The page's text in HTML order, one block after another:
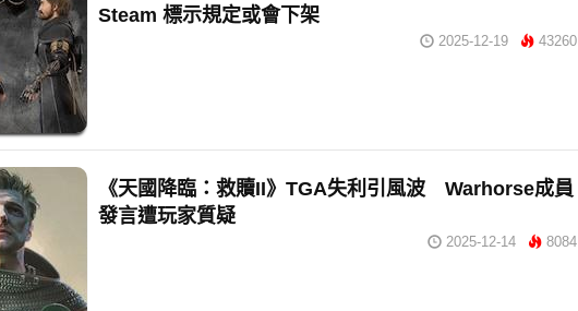
Steam 標示規定或會下架
2025-12-19 43260
《天國降臨：救贖II》TGA失利引風波 Warhorse成員
發言遭玩家質疑
2025-12-14 8084